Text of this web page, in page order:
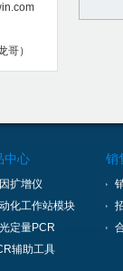
哥）
中心
扩增仪
化工作站模块
定量PCR
辅助工具
销